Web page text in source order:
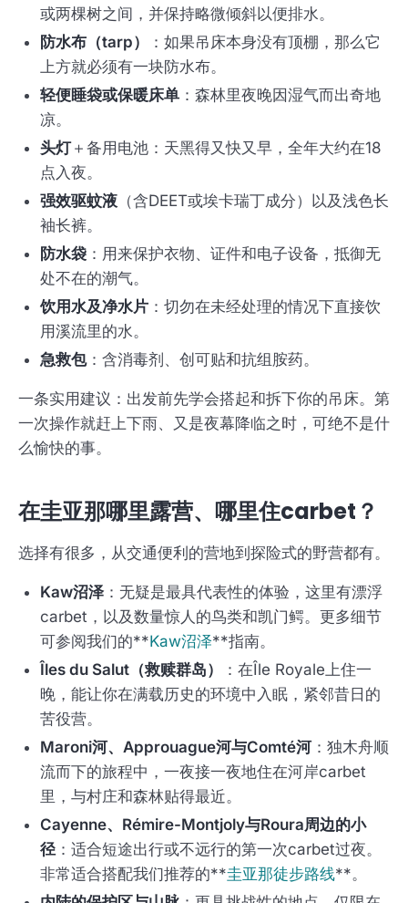
或两棵树之间，并保持略微倾斜以便排水。
防水布（tarp）
：如果吊床本身没有顶棚，那么它
上方就必须有一块防水布。
轻便睡袋或保暖床单 ：森林里夜晚因湿气而出奇地
凉。
头灯＋备用电池：天黑得又快又早，全年大约在18
点入夜。
强效驱蚊液 （含DEET或埃卡瑞丁成分）以及浅色长
袖长裤。
防水袋 ：用来保护衣物、证件和电子设备，抵御无
处不在的潮气。
饮用水及净水片 ：切勿在未经处理的情况下直接饮
用溪流里的水。
急救包：含消毒剂、创可贴和抗组胺药。
一条实用建议：出发前先学会搭起和拆下你的吊床。第
一次操作就赶上下雨、又是夜幕降临之时，可绝不是什
么愉快的事。
在圭亚那哪里露营、哪里住carbet？
选择有很多，从交通便利的营地到探险式的野营都有。
Kaw沼泽：无疑是最具代表性的体验，这里有漂浮
carbet，以及数量惊人的鸟类和凯门鳄。更多细节
可参阅我们的**Kaw沼泽**指南。
Îles du Salut（救赎群岛）
：在Île Royale上住一
晚，能让你在满载历史的环境中入眠，紧邻昔日的
苦役营。
Maroni河、Approuague河与Comté河：独木舟顺
流而下的旅程中，一夜接一夜地住在河岸carbet
里，与村庄和森林贴得最近。
Cayenne、Rémire-Montjoly与Roura周边的小
径：适合短途出行或不远行的第一次carbet过夜。
非常适合搭配我们推荐的**圭亚那徒步路线**。